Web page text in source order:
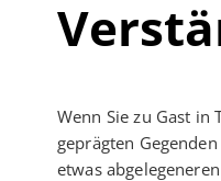
Wenn Sie zu Gast
geprägten
etwas